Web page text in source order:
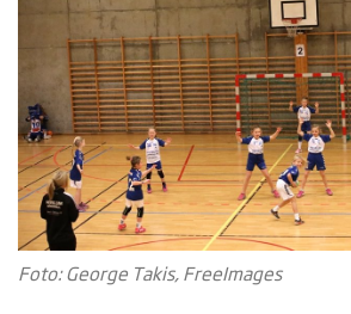
Foto: George Takis, FreeImages